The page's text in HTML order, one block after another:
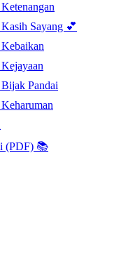
Sayang 💕
Pandai
(PDF) 📚